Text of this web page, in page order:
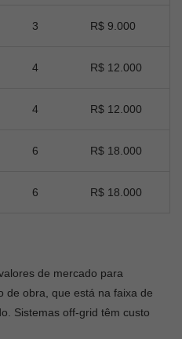
3 R$ 9.000
4 R$ 12.000
4 R$ 12.000
6 R$ 18.000
6 R$ 18.000
de mercado para
de obra, que está na faixa de
Sistemas off-grid têm custo